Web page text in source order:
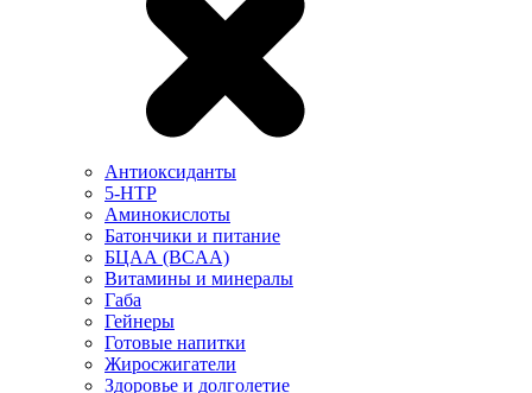
Антиоксиданты
5-HTP
Аминокислоты
Батончики и питание
БЦАА (BCAA)
Витамины и минералы
Габа
Гейнеры
Готовые напитки
Жиросжигатели
Здоровье и долголетие